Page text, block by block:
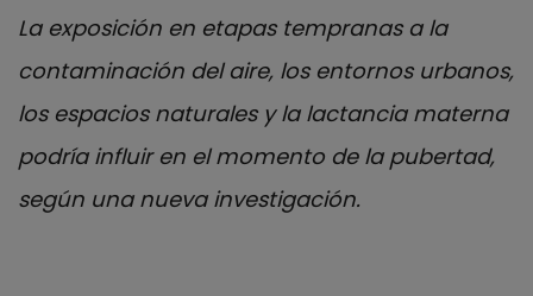
La exposición en etapas tempranas a la
contaminación del aire, los entornos urbanos,
los espacios naturales y la lactancia materna
podría influir en el momento de la pubertad,
según una nueva investigación.